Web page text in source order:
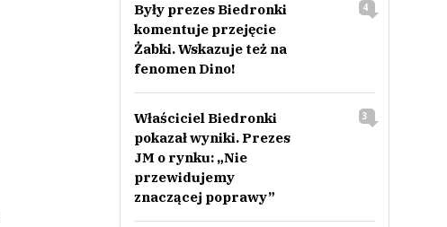
Były prezes Biedronki
komentuje przejęcie
Żabki. Wskazuje też na
fenomen Dino!
4
Właściciel Biedronki
pokazał wyniki. Prezes
JM o rynku: „Nie
przewidujemy
znaczącej poprawy”
3